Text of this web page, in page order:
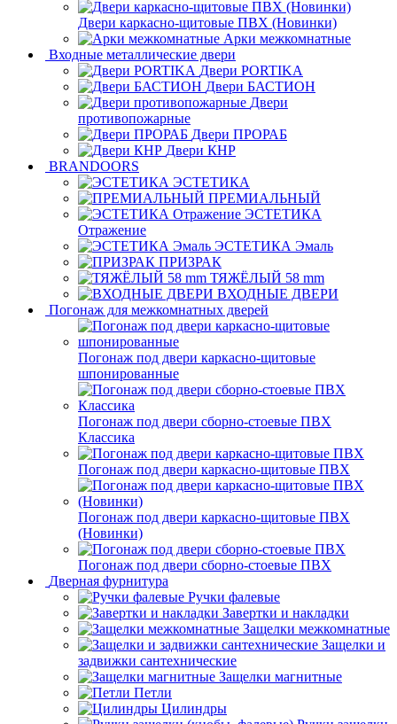
Двери каркасно-щитовые ПВХ (Новинки)
Арки межкомнатные
Входные металлические двери
Двери PORTIKA
Двери БАСТИОН
Двери
противопожарные
Двери ПРОРАБ
Двери КНР
BRANDOORS
ЭСТЕТИКА
ПРЕМИАЛЬНЫЙ
ЭСТЕТИКА
Отражение
ЭСТЕТИКА Эмаль
ПРИЗРАК
ТЯЖЁЛЫЙ 58 mm
ВХОДНЫЕ ДВЕРИ
Погонаж для межкомнатных дверей
Погонаж под двери каркасно-щитовые
шпонированные
Погонаж под двери сборно-стоевые ПВХ
Классика
Погонаж под двери каркасно-щитовые ПВХ
Погонаж под двери каркасно-щитовые ПВХ
(Новинки)
Погонаж под двери сборно-стоевые ПВХ
Дверная фурнитура
Ручки фалевые
Завертки и накладки
Защелки межкомнатные
Защелки и
задвижки сантехнические
Защелки магнитные
Петли
Цилиндры